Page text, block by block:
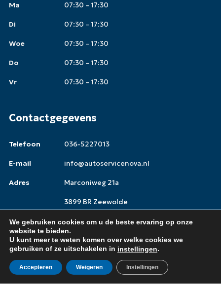
Afspraak maken
Ma 07:30 – 17:30
Di 07:30 – 17:30
Woe 07:30 – 17:30
Do 07:30 – 17:30
Vr 07:30 – 17:30
Contactgegevens
Telefoon 036-5227013
E-mail info@autoservicenova.nl
Adres Marconiweg 21a
3899 BR Zeewolde
Copyright © 2026, Autoservice Nova
Sitemap Privacy
We gebruiken cookies om u de beste ervaring op onze
website te bieden.
U kunt meer te weten komen over welke cookies we
gebruiken of ze uitschakelen in instellingen.
Accepteren Weigeren Instellingen